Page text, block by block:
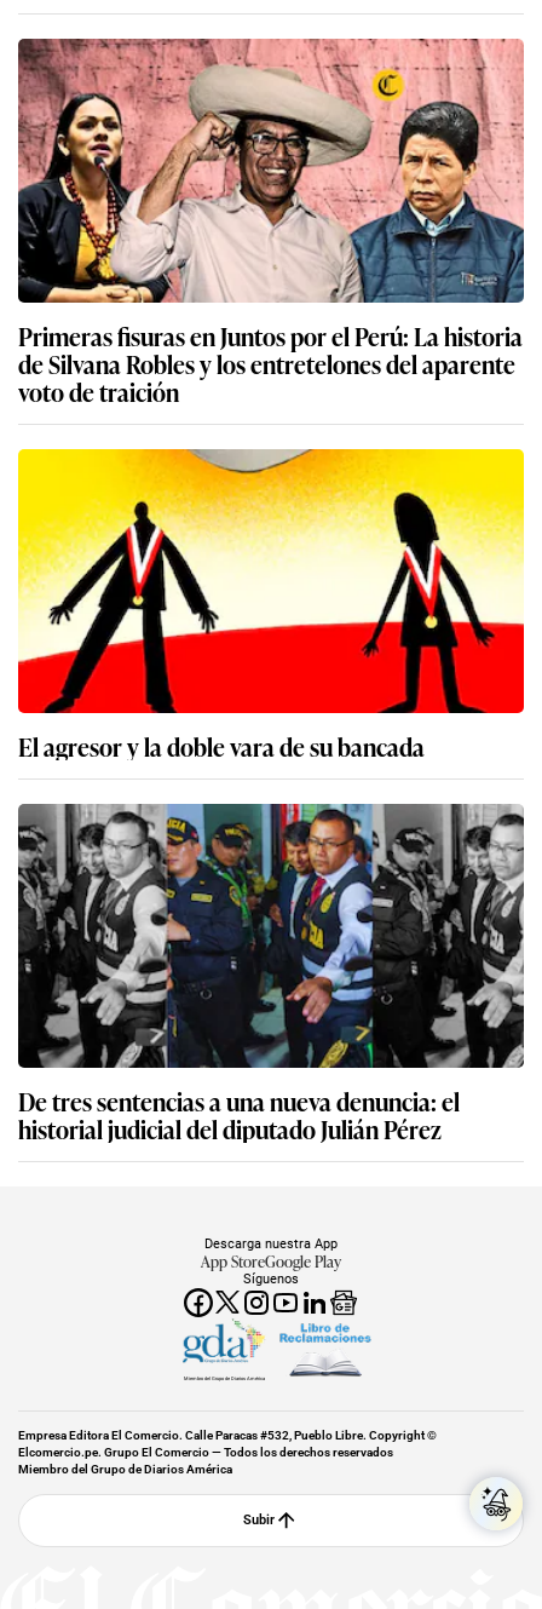
Primeras fisuras en Juntos por el Perú: La historia
de Silvana Robles y los entretelones del aparente
voto de traición
El agresor y la doble vara de su bancada
De tres sentencias a una nueva denuncia: el
historial judicial del diputado Julián Pérez
Síguenos
Descarga nuestra App
App StoreGoogle Play
Miembro del Grupo de Diarios América
Empresa Editora El Comercio. Calle Paracas #532, Pueblo Libre. Copyright ©
Elcomercio.pe. Grupo El Comercio — Todos los derechos reservados
Miembro del Grupo de Diarios América
Subir